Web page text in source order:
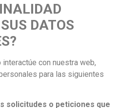
DATOS
con nuestra web,
para las siguientes
solicitudes o peticiones que